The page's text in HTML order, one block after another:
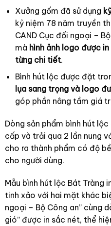
Xưởng gốm đã sử dụng
kỷ niệm 78 năm truyền
CAND Cục đối ngoại –
mà hình ảnh logo được
từng chi tiết.
Bình hút lộc được đặt
lụa sang trọng và logo
góp phần nâng tầm giá
Dòng sản phẩm bình hút
cấp và trải qua 2 lần nung
cho ra thành phẩm có độ
cho người dùng.
Mẫu bình hút lộc Bát Tràng
tinh xảo với hai mặt khác
ngoại – Bộ Công an” cùng
gió” được in sắc nét, thể